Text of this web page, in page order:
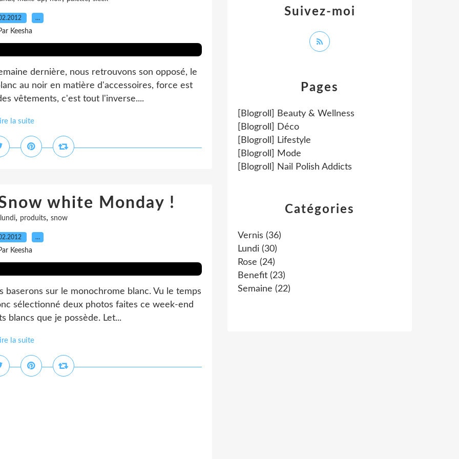
…
Keesha
dernière, nous retrouvons son opposé, le
au noir en matière d'accessoires, force est
vêtements, c'est tout l'inverse....
la suite
white Monday !
lundi, produits, snow
…
Keesha
sur le monochrome blanc. Vu le temps
sélectionné deux photos faites ce week-end
blancs que je possède. Let...
la suite
Catégories
Vernis (36)
Lundi (30)
Rose (24)
Benefit (23)
Semaine (22)
Pages
[Blogroll] Beauty & Wellness
[Blogroll] Déco
[Blogroll] Lifestyle
[Blogroll] Mode
[Blogroll] Nail Polish Addicts
Suivez-moi